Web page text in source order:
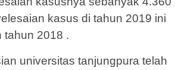
kasus di tahun 2019 ini
tahun 2018 .
universitas tanjungpura telah